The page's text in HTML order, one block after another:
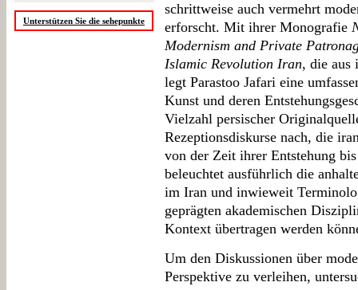
Unterstützen Sie die sehepunkte
schrittweise auch vermehrt
erforscht. Mit ihrer Monografie
Modernism and Private
Islamic Revolution Iran, die aus
legt Parastoo Jafari eine
Kunst und deren
Vielzahl persischer
Rezeptionsdiskurse nach, die
von der Zeit ihrer Entstehung
beleuchtet ausführlich die
im Iran und inwieweit
geprägten akademischen
Kontext übertragen werden
Um den Diskussionen über
Perspektive zu verleihen,